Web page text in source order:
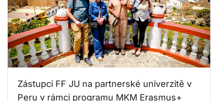
Zástupci FF JU na partnerské univerzitě v
Peru v rámci programu MKM Erasmus+